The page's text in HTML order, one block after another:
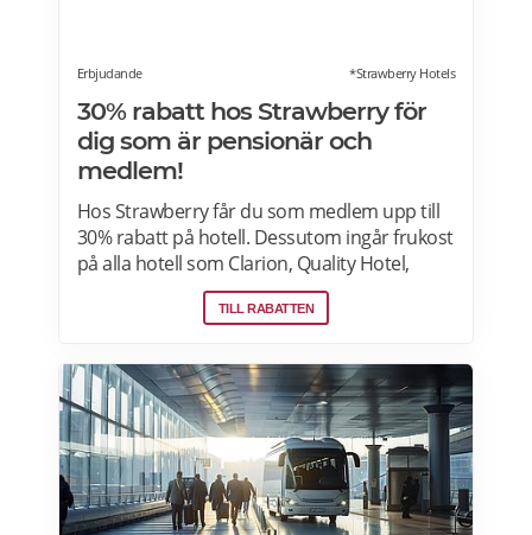
Erbjudande *Strawberry Hotels
30% rabatt hos Strawberry för
dig som är pensionär och
medlem!
Hos Strawberry får du som medlem upp till
30% rabatt på hotell. Dessutom ingår frukost
på alla hotell som Clarion, Quality Hotel,
Comfort Hotel, Home Hotel och andra
fristående hotell i Sverige, Danmark, Finland
Strawberry här.
TILL RABATTEN